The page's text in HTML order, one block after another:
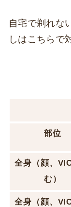
自宅で剃れな
しはこちらで
部位
全身 （顔、
む）
全身 （顔、